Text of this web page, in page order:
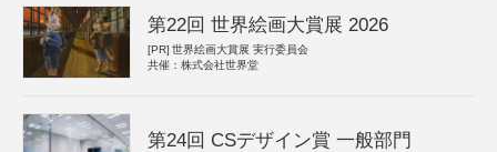
第22回 世界絵画大賞展 2026
[PR] 世界絵画大賞展 実行委員会
共催：株式会社世界堂
第24回 CSデザイン賞 一般部門